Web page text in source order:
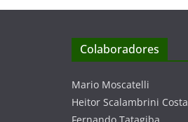
Colaboradores
Mario Moscatelli
Heitor Scalambrini Costa